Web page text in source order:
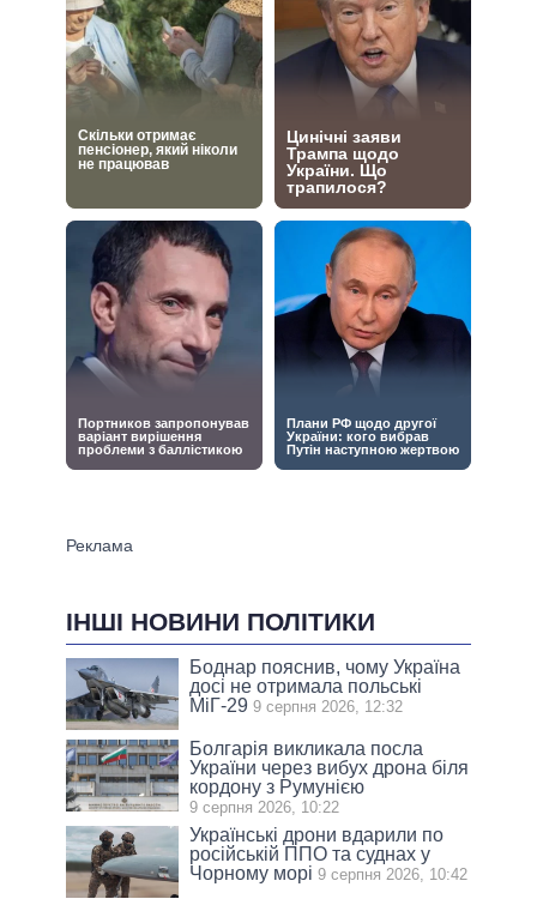
ІНШІ НОВИНИ ПОЛІТИКИ
Боднар пояснив, чому Україна
досі не отримала польські
МіГ-29 9 серпня 2026, 12:32
Болгарія викликала посла
України через вибух дрона біля
кордону з Румунією
9 серпня 2026, 10:22
Українські дрони вдарили по
російській ППО та суднах у
Чорному морі 9 серпня 2026, 10:42